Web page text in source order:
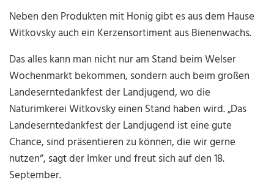
Neben den Produkten mit Honig gibt es aus dem Hause
Witkovsky auch ein Kerzensortiment aus Bienenwachs.
Das alles kann man nicht nur am Stand beim Welser
Wochenmarkt bekommen, sondern auch beim großen
Landeserntedankfest der Landjugend, wo die
Naturimkerei Witkovsky einen Stand haben wird. „Das
Landeserntedankfest der Landjugend ist eine gute
Chance, sind präsentieren zu können, die wir gerne
nutzen“, sagt der Imker und freut sich auf den 18.
September.